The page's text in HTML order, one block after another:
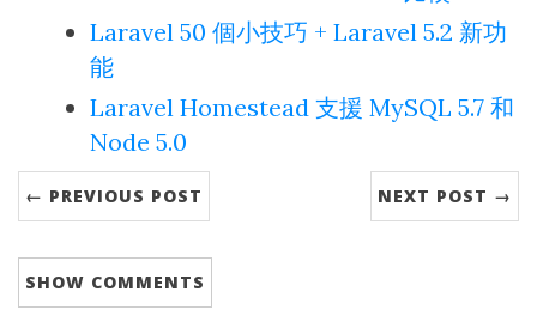
Laravel 50 個小技巧 + Laravel 5.2 新功
能
Laravel Homestead 支援 MySQL 5.7 和
Node 5.0
← PREVIOUS POST NEXT POST →
SHOW COMMENTS